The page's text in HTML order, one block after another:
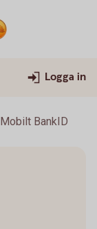
Logga in
Mobilt BankID